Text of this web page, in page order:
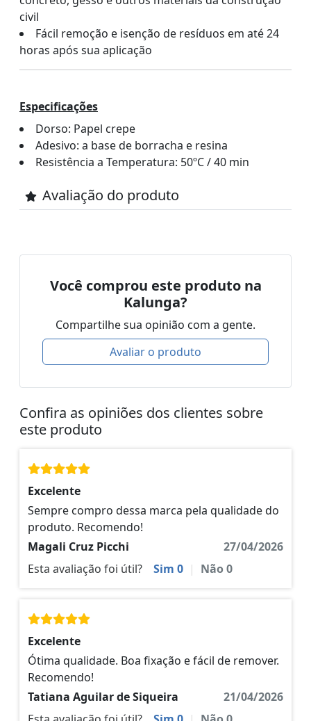
civil
Fácil remoção e isenção de resíduos em até 24
horas após sua aplicação
Especificações
Dorso: Papel crepe
Adesivo: a base de borracha e resina
Resistência a Temperatura: 50ºC / 40 min
Avaliação do produto
Você comprou este produto na
Kalunga?
Compartilhe sua opinião com a gente.
Avaliar o produto
Confira as opiniões dos clientes sobre
este produto
Excelente
Sempre compro dessa marca pela qualidade do
produto. Recomendo!
Magali Cruz Picchi
27/04/2026
Esta avaliação foi útil?
Sim 0 | Não0
Excelente
Ótima qualidade. Boa fixação e fácil de remover.
Recomendo!
Tatiana Aguilar de Siqueira
21/04/2026